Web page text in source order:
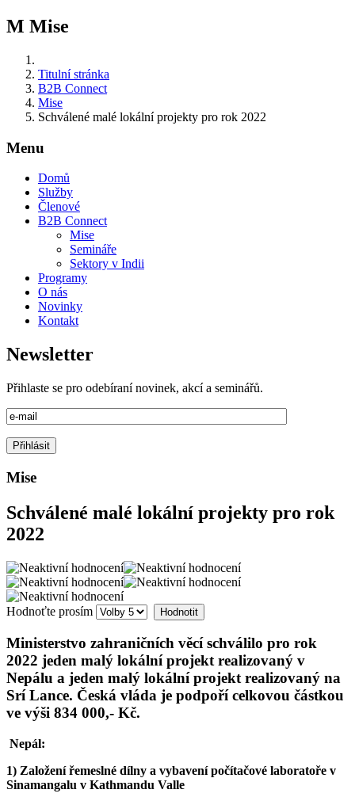
M Mise
Titulní stránka
B2B Connect
Mise
Schválené malé lokální projekty pro rok 2022
Menu
Domů
Služby
Členové
B2B Connect
Mise
Semináře
Sektory v Indii
Programy
O nás
Novinky
Kontakt
Newsletter
Přihlaste se pro odebíraní novinek, akcí a seminářů.
Mise
Schválené malé lokální projekty pro rok
2022
Hodnoťte prosím
Ministerstvo zahraničních věcí schválilo pro rok
2022 jeden malý lokální projekt realizovaný v
Nepálu a jeden malý lokální projekt realizovaný na
Srí Lance. Česká vláda je podpoří celkovou částkou
ve výši 834 000,- Kč.
Nepál:
1) Založení řemeslné dílny a vybavení počítačové laboratoře v
Sinamangalu v Kathmandu Valle